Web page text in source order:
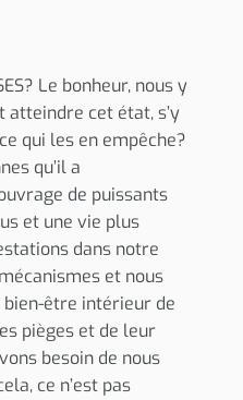
Le bonheur, nous y
atteindre cet état, s’y
qui les en empêche?
qu’il a
de puissants
et une vie plus
dans notre
et nous
être intérieur de
pièges et de leur
besoin de nous
ce n’est pas